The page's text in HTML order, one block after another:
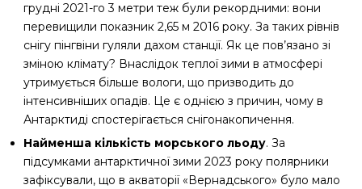
грудні 2021-го 3 метри теж були рекордними: вони
перевищили показник 2,65 м 2016 року. За таких рівнів
снігу пінгвіни гуляли дахом станції. Як це пов’язано зі
зміною клімату? Внаслідок теплої зими в атмосфері
утримується більше вологи, що призводить до
інтенсивніших опадів. Це є однією з причин, чому в
Антарктиді спостерігається снігонакопичення.
Найменша кількість морського льоду. За
підсумками антарктичної зими 2023 року полярники
зафіксували, що в акваторії «Вернадського» було мало